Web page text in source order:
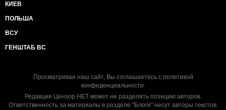
КИЕВ
ПОЛЬША
ВСУ
ГЕНШТАБ ВС
Просматривая наш сайт, Вы соглашаетесь с политикой
конфиденциальности.
Редакция Цензор.НЕТ может не разделять позицию авторов.
Ответственность за материалы в разделе "Блоги" несут авторы текстов.